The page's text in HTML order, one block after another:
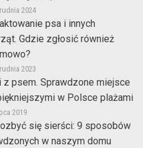
2024
psa i innych
Gdzie zgłosić również
2023
z psem. Sprawdzone miejsce
w Polsce plażami
2019
się sierści: 9 sposobów
w naszym domu